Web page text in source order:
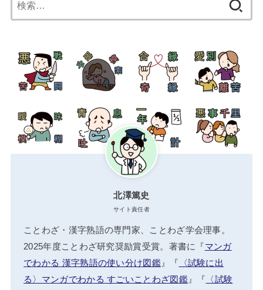
索:
北澤篤史
サイト責任者
ことわざ・漢字熟語の専門家、ことわざ学会理事。
2025年度ことわざ研究奨励賞受賞。著書に『マンガ
でわかる 漢字熟語の使い分け図鑑』『 〈試験に出
る〉マンガでわかる すごいことわざ図鑑』『 〈試験